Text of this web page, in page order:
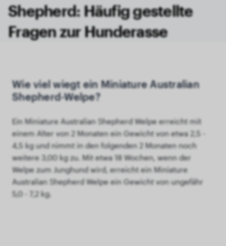
Shepherd: Häufig gestellte
Fragen zur Hunderasse
Wie viel wiegt ein Miniature Australian
Shepherd-Welpe?
Ein Miniature Australian Shepherd Welpe erreicht mit
einem Alter von 2 Monaten ein Gewicht von etwa 2,5 -
4,5 kg und nimmt in den folgenden 2 Monaten noch
weitere 3,00 kg zu. Mit etwa 18 Wochen, wenn der
Welpe zum Junghund wird, erreicht ein Miniature
Australian Shepherd Welpe ein Gewicht von ungefähr
5,0 - 7,2 kg.